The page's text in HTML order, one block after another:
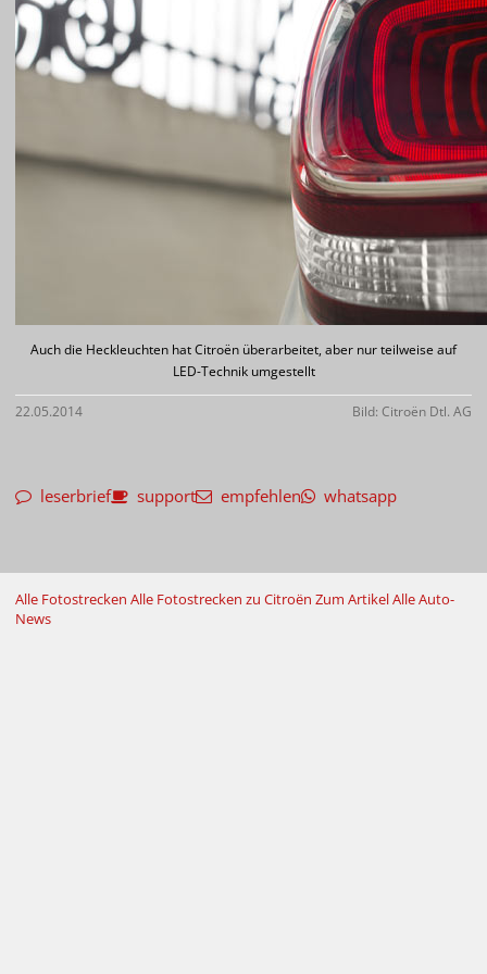
Auch die Heckleuchten hat Citroën überarbeitet, aber nur teilweise auf
LED-Technik umgestellt
22.05.2014 Bild: Citroën Dtl. AG
leserbrief support empfehlen whatsapp
Alle Fotostrecken Alle Fotostrecken zu Citroën Zum ArtikelAlle Auto-
News